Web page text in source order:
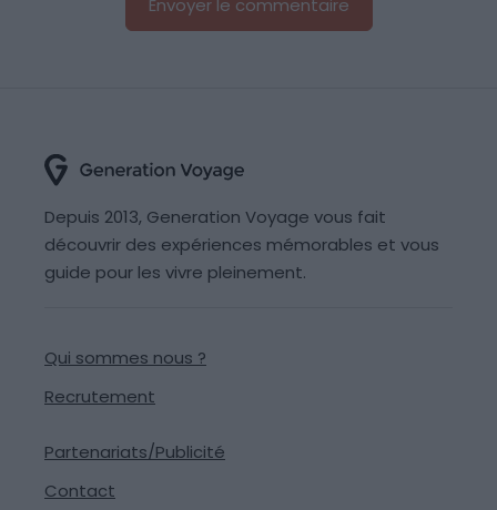
Depuis 2013, Generation Voyage vous fait
découvrir des expériences mémorables et vous
guide pour les vivre pleinement.
Qui sommes nous ?
Recrutement
Partenariats/Publicité
Contact